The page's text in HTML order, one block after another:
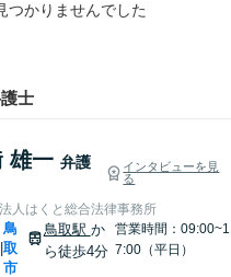
つかりませんでした
士
雄一 弁護
インタビューを見
る
人はくと総合法律事務所
鳥
取
市
鳥取駅 か
ら徒歩4分
営業時間：09:00~1
7:00（平日）